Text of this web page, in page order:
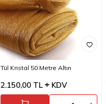
Tül Kristal 50 Metre Altın
2.150,00 TL KDV